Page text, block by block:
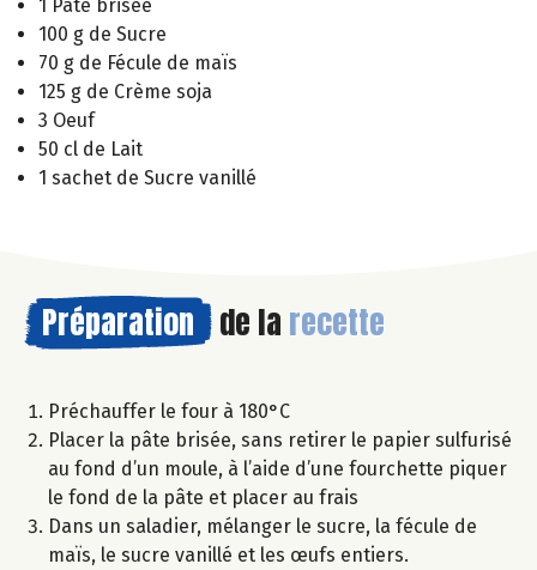
1 Pâte brisée
100 g de Sucre
70 g de Fécule de maïs
125 g de Crème soja
3 Oeuf
50 cl de Lait
1 sachet de Sucre vanillé
Préparation de la recette
Préchauffer le four à 180°C
Placer la pâte brisée, sans retirer le papier sulfurisé
au fond d’un moule, à l’aide d’une fourchette piquer
le fond de la pâte et placer au frais
Dans un saladier, mélanger le sucre, la fécule de
maïs, le sucre vanillé et les œufs entiers.